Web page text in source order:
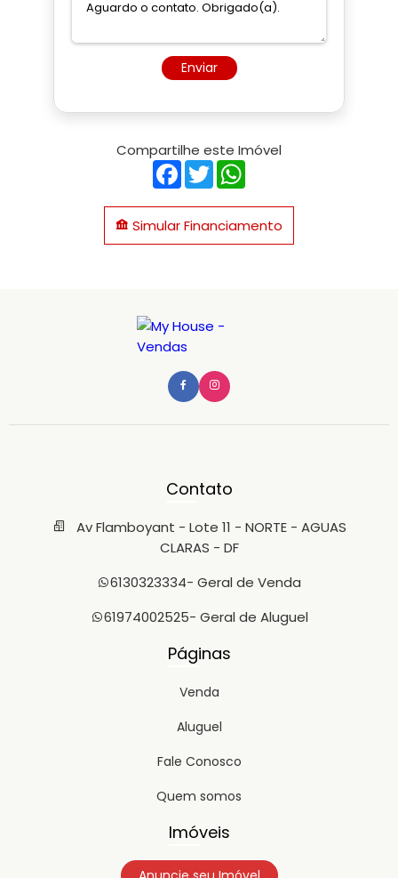
Enviar
Compartilhe este Imóvel
Facebook
Twitter
Simular Financiamento
Contato
Av Flamboyant - Lote 11 - NORTE - AGUAS
CLARAS - DF
6130323334- Geral de Venda
61974002525- Geral de Aluguel
Páginas
Venda
Aluguel
Fale Conosco
Quem somos
Imóveis